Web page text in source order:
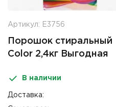
Артикул: Е3756
Порошок стиральный
Color 2,4кг Выгодная
В наличии
Доставка: